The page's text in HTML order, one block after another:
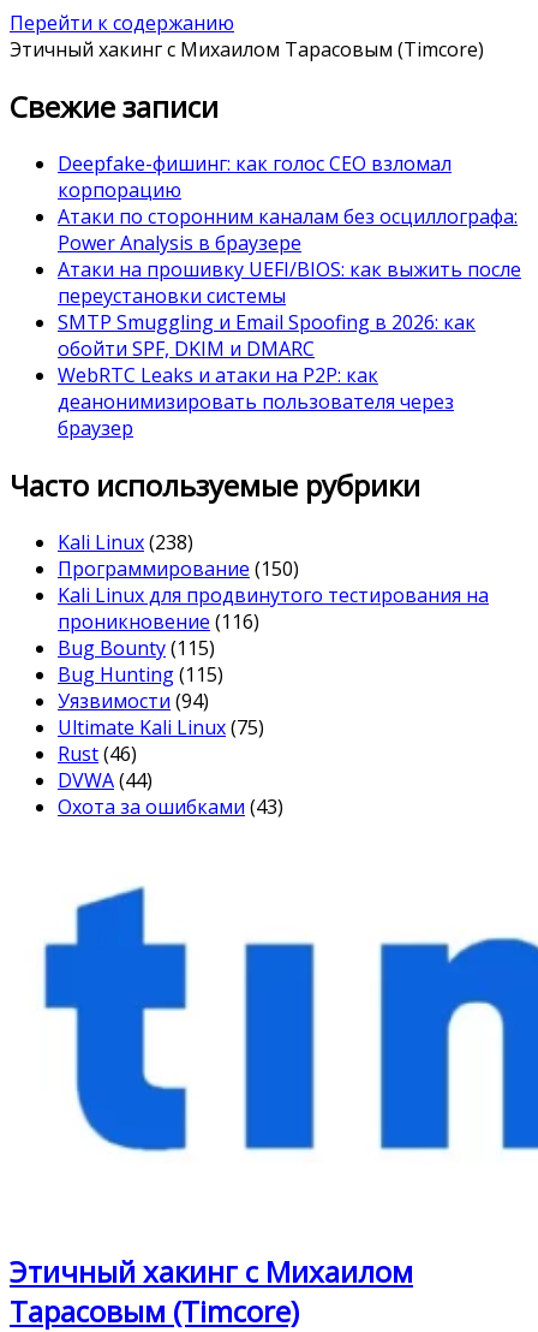
Перейти к содержанию
Этичный хакинг с Михаилом Тарасовым (Timcore)
Свежие записи
Deepfake-фишинг: как голос CEO взломал
корпорацию
Атаки по сторонним каналам без осциллографа:
Power Analysis в браузере
Атаки на прошивку UEFI/BIOS: как выжить после
переустановки системы
SMTP Smuggling и Email Spoofing в 2026: как
обойти SPF, DKIM и DMARC
WebRTC Leaks и атаки на P2P: как
деанонимизировать пользователя через
браузер
Часто используемые рубрики
Kali Linux(238)
Программирование (150)
Kali Linux для продвинутого тестирования на
проникновение (116)
Bug Bounty(115)
Bug Hunting(115)
Уязвимости (94)
Ultimate Kali Linux(75)
Rust(46)
DVWA(44)
Охота за ошибками (43)
Этичный хакинг с Михаилом
Тарасовым (Timcore)